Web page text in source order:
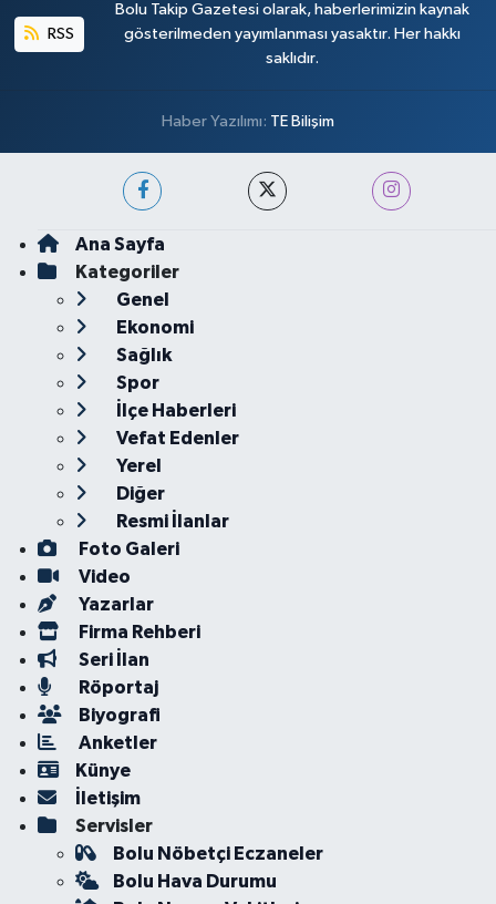
RSS
Bolu Takip Gazetesi olarak, haberlerimizin kaynak
gösterilmeden yayımlanması yasaktır. Her hakkı
saklıdır.
Haber Yazılımı: TE Bilişim
Ana Sayfa
Kategoriler
Genel
Ekonomi
Sağlık
Spor
İlçe Haberleri
Vefat Edenler
Yerel
Diğer
Resmi İlanlar
Foto Galeri
Video
Yazarlar
Firma Rehberi
Seri İlan
Röportaj
Biyografi
Anketler
Künye
İletişim
Servisler
Bolu Nöbetçi Eczaneler
Bolu Hava Durumu